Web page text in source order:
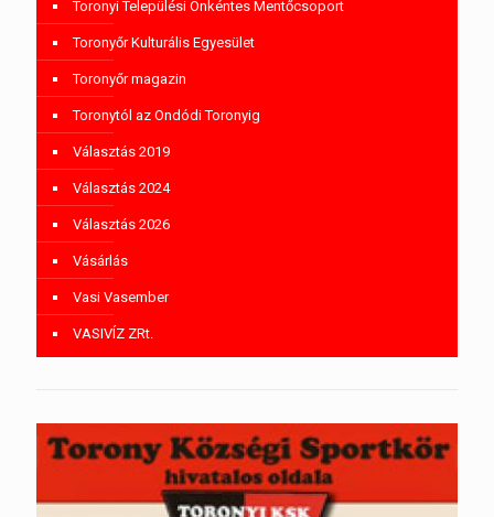
Toronyi Települési Önkéntes Mentőcsoport
Toronyőr Kulturális Egyesület
Toronyőr magazin
Toronytól az Ondódi Toronyig
Választás 2019
Választás 2024
Választás 2026
Vásárlás
Vasi Vasember
VASIVÍZ ZRt.